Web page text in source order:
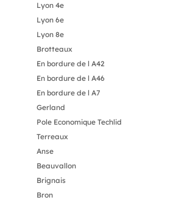
Lyon 4e
Lyon 6e
Lyon 8e
Brotteaux
En bordure de l A42
En bordure de l A46
En bordure de l A7
Gerland
Pole Economique Techlid
Terreaux
Anse
Beauvallon
Brignais
Bron